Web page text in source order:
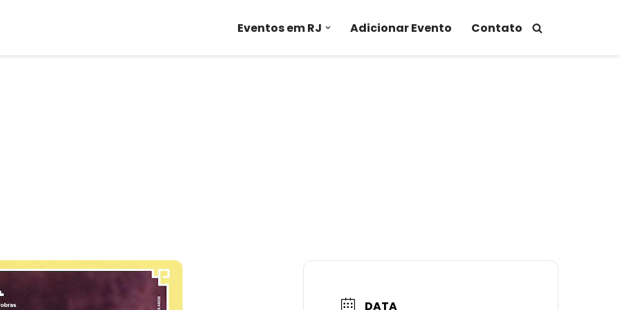
Eventos em RJ Adicionar Evento Contato
DATA